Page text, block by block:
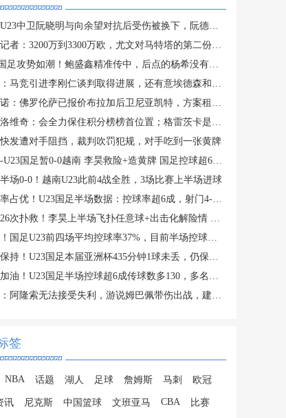
中卫阮晓明与向余望对抗后受伤被换下，阮德英替补登场
者：3200万到3300万欧，尤文对马特塔的第二份报价仍遭拒绝
足攻势如潮！鲍盛鑫精准传中，后点的杨希没有顶到皮球
马竞引进李刚仁谈判取得进展，还有意埃德森和若昂·戈麦斯
：佛罗伦萨已报价布拉加后卫尼亚凯特，方案租借+买断选项
维奇：会全力保住积分榜榜首位置；格雷茨卡是我的支柱
发遭对手阻挡，裁判吹罚犯规，对手吃到一张黄牌
国足暂0-0越南 李昊救险+造黄牌 国足控球超6成+4射0正
场0-0！越南U23此前4战全胜，3场比赛上半场进球
占优！U23国足半场数据：控球率超6成，射门4-3，射正0-2
次扑救！李昊上半场飞扑任意球+出击化解险情 还造对手一黄
国足U23前四场平均控球率37%，目前半场控球率高达64%
持！U23国足本届亚洲杯435分钟1球未丢，仍保持0失球纪录
油！U23国足半场控球超6成传球数多130，多名主力在替补席
阿隆索无法接受失利，游说姆巴佩带伤出战，建议打封闭被拒
签
NBA 话题 湖人 足球 詹姆斯 马刺 欧冠
讯 尼克斯 中国篮球 文班亚马 CBA 比赛